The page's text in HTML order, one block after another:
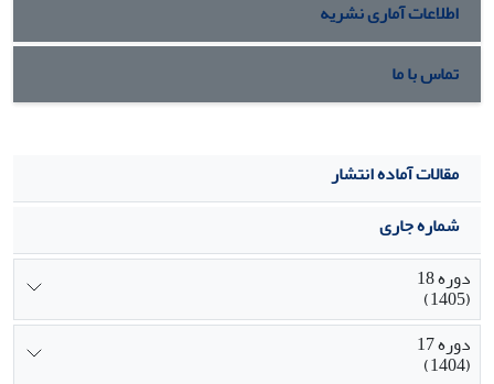
اطلاعات آماری نشریه
تماس با ما
مقالات آماده انتشار
شماره جاری
دوره 18
(1405)
دوره 17
(1404)